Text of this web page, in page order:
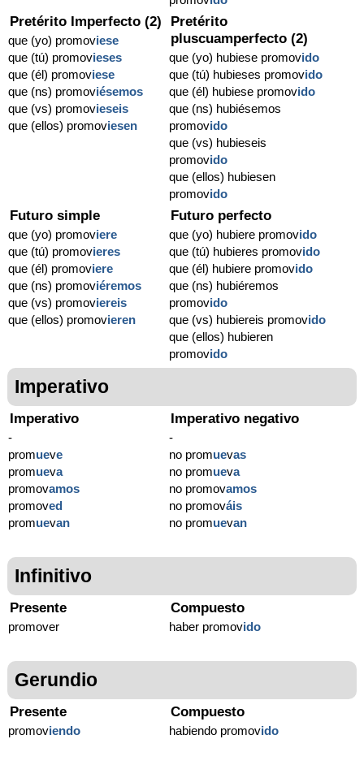
Pretérito Imperfecto (2)
que (yo) promoviese
que (tú) promovieses
que (él) promoviese
que (ns) promoviésemos
que (vs) promovieseis
que (ellos) promoviesen
Pretérito
pluscuamperfecto (2)
que (yo) hubiese promovido
que (tú) hubieses promovido
que (él) hubiese promovido
que (ns) hubiésemos
promovido
que (vs) hubieseis
promovido
que (ellos) hubiesen
promovido
Futuro simple
que (yo) promoviere
que (tú) promovieres
que (él) promoviere
que (ns) promoviéremos
que (vs) promoviereis
que (ellos) promovieren
Futuro perfecto
que (yo) hubiere promovido
que (tú) hubieres promovido
que (él) hubiere promovido
que (ns) hubiéremos
promovido
que (vs) hubiereis promovido
que (ellos) hubieren
promovido
Imperativo
Imperativo
-
promueve
promueva
promovamos
promoved
promuevan
Imperativo negativo
-
no promuevas
no promueva
no promovamos
no promováis
no promuevan
Infinitivo
Presente
promover
Compuesto
haber promovido
Gerundio
Presente
promoviendo
Compuesto
habiendo promovido